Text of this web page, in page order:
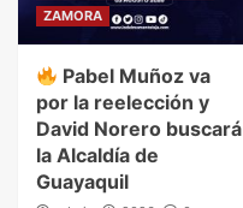
ZAMORA
Pabel Muñoz va
por la reelección y
David Norero buscará
la Alcaldía de
Guayaquil